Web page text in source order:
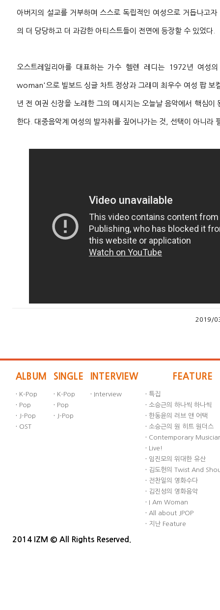
아버지의 설교를 거부하며 스스로 독립적인 여성으로 거듭나고
의 더 당당하고 더 과감한 아티스트들이 전면에 등장할 수 있었다.
오스트레일리아를 대표하는 가수 헬렌 레디는 1972년 여성
woman'으로 빌보드 싱글 차트 정상과 그래미 최우수 여성 팝 보
년 전 여권 신장을 노래한 그의 메시지는 오늘날 음악에서 핵심
한다. 대중음악계 여성의 발자취를 짚어나가는 것, 선택이 아니라
2019/
ALBUM
· K-Pop
· Pop
· J-Pop
· OST
SINGLE
· K-Pop
· Pop
· J-Pop
INTERVIEW
· Interview
FEATURE
· 특집
· 소승근의 하나씩 하나씩
· 한동윤의 러브 앤 어택
· 소승근의 원 히트 원더스
· Contemporary
· Live!
· 임진모의 위대한 유산
· 김도헌의 Twist And
· 전찬일의 영화수다
· 김진성의 영화음악
· I Am Woman
· All about JPOP
· 지난 Feature
2014 IZM © All Rights Reserved.